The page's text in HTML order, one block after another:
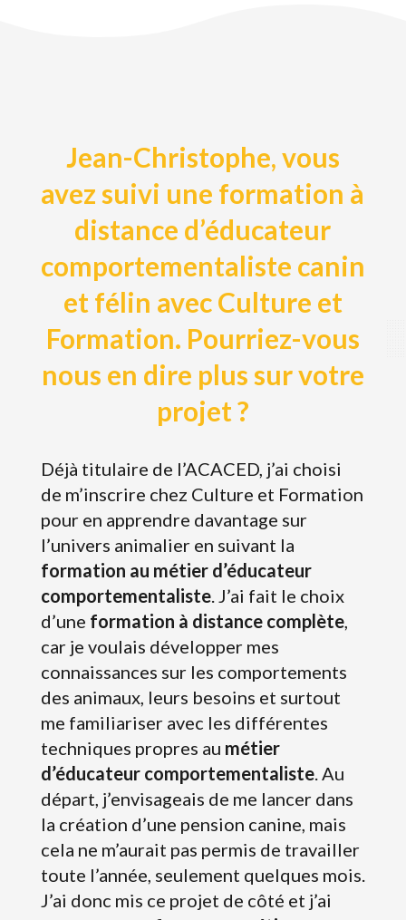
Jean-Christophe, vous
avez suivi une formation à
distance d’éducateur
comportementaliste canin
et félin avec Culture et
Formation. Pourriez-vous
nous en dire plus sur votre
projet ?
Déjà titulaire de l’ACACED, j’ai choisi
de m’inscrire chez Culture et Formation
pour en apprendre davantage sur
l’univers animalier en suivant la
formation au métier d’éducateur
comportementaliste. J’ai fait le choix
d’une formation à distance complète,
car je voulais développer mes
connaissances sur les comportements
des animaux, leurs besoins et surtout
me familiariser avec les différentes
techniques propres au métier
d’éducateur comportementaliste. Au
départ, j’envisageais de me lancer dans
la création d’une pension canine, mais
cela ne m’aurait pas permis de travailler
toute l’année, seulement quelques mois.
J’ai donc mis ce projet de côté et j’ai